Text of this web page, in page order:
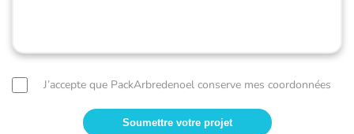
J’accepte que PackArbredenoel conserve mes coordonnées